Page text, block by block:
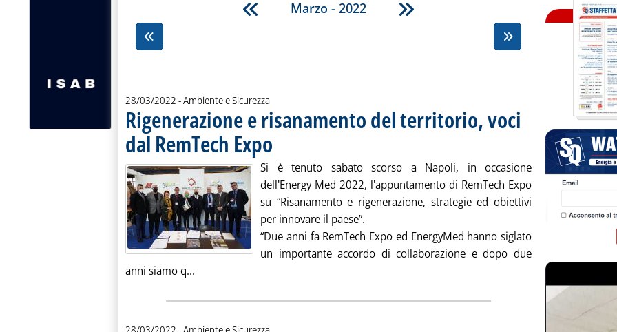
Marzo - 2022
28/03/2022 - Ambiente e Sicurezza
Rigenerazione e risanamento del territorio, voci
dal RemTech Expo
Si è tenuto sabato scorso a Napoli, in occasione
dell'Energy Med 2022, l'appuntamento di RemTech Expo
su “Risanamento e rigenerazione, strategie ed obiettivi
per innovare il paese”.
“Due anni fa RemTech Expo ed EnergyMed hanno siglato
un importante accordo di collaborazione e dopo due
anni siamo q... Leggi tutta la notizia: 'Rigenerazione e risanamento del territorio, voci dal RemTech